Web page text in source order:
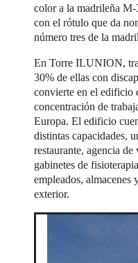
color a la madrileña M-
con el rótulo que da
número tres de la
En Torre ILUNION,
30% de ellas con
convierte en el edificio
concentración de
Europa. El edificio
distintas capacidades,
restaurante, agencia
gabinetes de
empleados,
exterior.